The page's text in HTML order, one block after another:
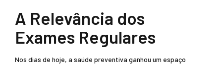
A Relevância dos
Exames Regulares
Nos dias de hoje, a saúde preventiva ganhou um espaço